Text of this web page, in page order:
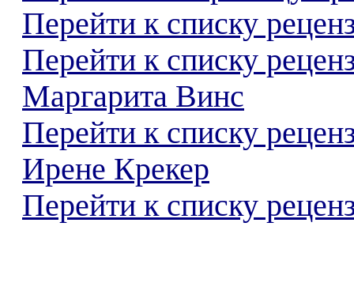
Перейти к списку
Перейти к списку
Маргарита Винс
Перейти к списку
Ирене Крекер
Перейти к списку